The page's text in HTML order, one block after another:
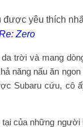
Zero
trời và mang
năng nấu ăn
Subaru cứu, cô
của những người